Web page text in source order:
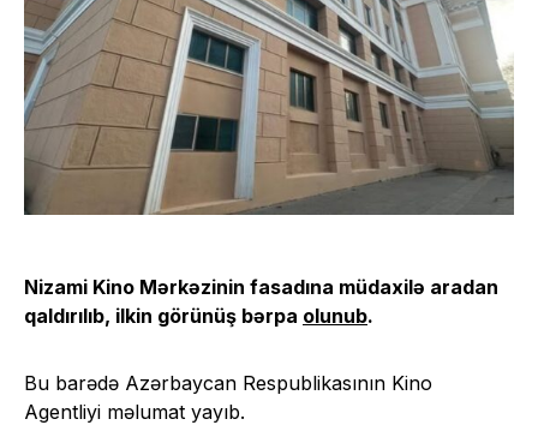
Nizami Kino Mərkəzinin fasadına müdaxilə aradan
qaldırılıb, ilkin görünüş bərpa olunub.
Bu barədə Azərbaycan Respublikasının Kino
Agentliyi məlumat yayıb.